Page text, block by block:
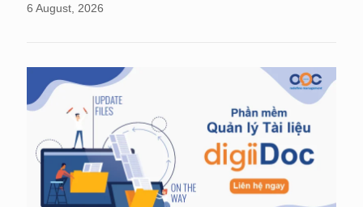
6 August, 2026